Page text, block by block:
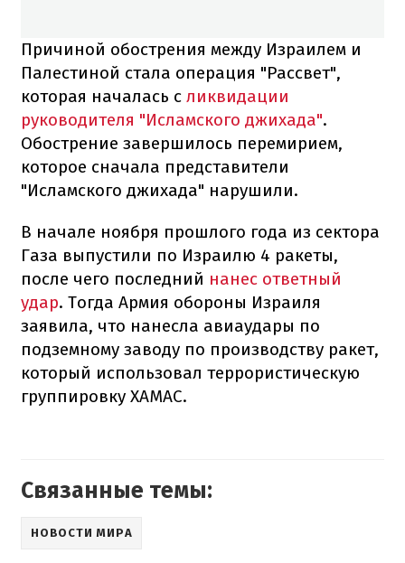
Причиной обострения между Израилем и
Палестиной стала операция "Рассвет",
которая началась с ликвидации
руководителя "Исламского джихада".
Обострение завершилось перемирием,
которое сначала представители
"Исламского джихада" нарушили.
В начале ноября прошлого года из сектора
Газа выпустили по Израилю 4 ракеты,
после чего последний нанес ответный
удар. Тогда Армия обороны Израиля
заявила, что нанесла авиаудары по
подземному заводу по производству ракет,
который использовал террористическую
группировку ХАМАС.
Связанные темы:
НОВОСТИ МИРА